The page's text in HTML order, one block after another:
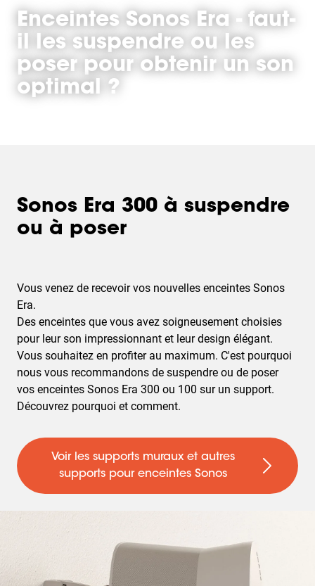
0):
Enceintes Sonos Era - faut-
il les suspendre ou les
poser pour obtenir un son
optimal ?
Sonos Era 300 à suspendre
ou à poser
Vous venez de recevoir vos nouvelles enceintes Sonos
Era.
Des enceintes que vous avez soigneusement choisies
pour leur son impressionnant et leur design élégant.
Vous souhaitez en profiter au maximum. C'est pourquoi
nous vous recommandons de suspendre ou de poser
vos enceintes Sonos Era 300 ou 100 sur un support.
Découvrez pourquoi et comment.
Voir les supports muraux et autres
supports pour enceintes Sonos